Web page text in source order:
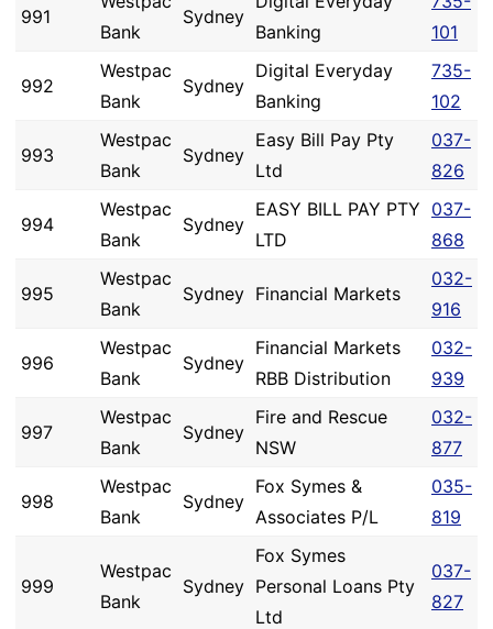
991
Bank
Sydney
Banking
101
992
Westpac
Bank
Sydney
Digital Everyday
Banking
735-
102
993
Westpac
Bank
Sydney
Easy Bill Pay Pty
Ltd
037-
826
994
Westpac
Bank
Sydney
EASY BILL PAY PTY
LTD
037-
868
995
Westpac
Bank
Sydney Financial Markets
032-
916
996
Westpac
Bank
Sydney
Financial Markets
RBB Distribution
032-
939
997
Westpac
Bank
Sydney
Fire and Rescue
NSW
032-
877
998
Westpac
Bank
Sydney
Fox Symes &
Associates P/L
035-
819
999
Westpac
Bank
Sydney
Fox Symes
Personal Loans Pty
Ltd
037-
827